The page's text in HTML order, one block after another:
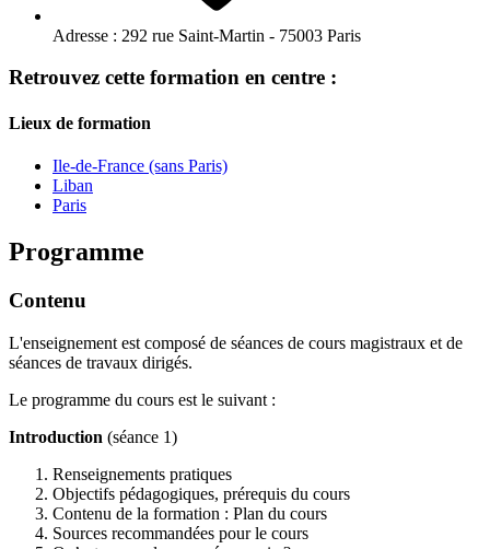
Adresse : 292 rue Saint-Martin - 75003 Paris
Retrouvez cette formation en centre :
Lieux de formation
Ile-de-France (sans Paris)
Liban
Paris
Programme
Contenu
L'enseignement est composé de séances de cours magistraux et de
séances de travaux dirigés.
Le programme du cours est le suivant :
Introduction (séance 1)
Renseignements pratiques
Objectifs pédagogiques, prérequis du cours
Contenu de la formation : Plan du cours
Sources recommandées pour le cours